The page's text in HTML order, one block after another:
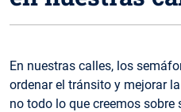
En nuestras calles, los
ordenar el tránsito y mejorar
no todo lo que creemos